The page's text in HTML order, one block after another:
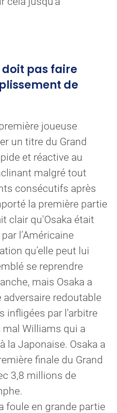
pas faire
de
joueuse
un titre du Grand
et réactive au
malgré tout
consécutifs après
la première partie
clair qu'Osaka était
l’Américaine
qu’elle peut lui
se reprendre
mais Osaka a
adversaire redoutable
infligées par l'arbitre
Williams qui a
la Japonaise. Osaka a
finale du Grand
3,8 millions de
foule en grande partie